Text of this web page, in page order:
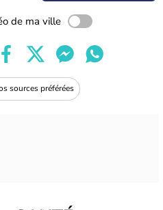
de ma ville
sources préférées